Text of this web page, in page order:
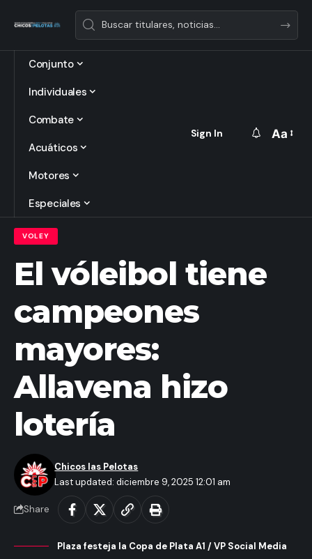
Conjunto
Individuales
Combate
Acuáticos
Motores
Especiales
Sign In
Font
Aa
VOLEY
El vóleibol tiene
campeones
mayores:
Allavena hizo
lotería
Last updated: diciembre 9, 2025 12:01 am
Chicos las Pelotas
Share
Plaza festeja la Copa de Plata A1 / VP Social Media